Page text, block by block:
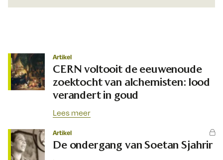
Artikel
CERN voltooit de eeuwenoude
zoektocht van alchemisten: lood
verandert in goud
Lees meer
Artikel
De ondergang van Soetan Sjahrir